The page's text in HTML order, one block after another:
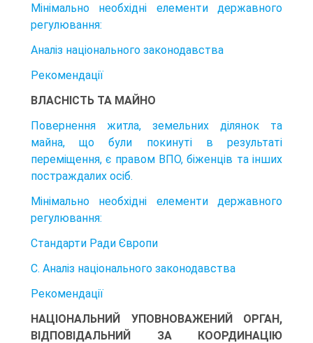
Мінімально необхідні елементи державного
регулювання:
Аналіз національного законодавства
Рекомендації
ВЛАСНІСТЬ ТА МАЙНО
Повернення житла, земельних ділянок та
майна, що були покинуті в резуль­таті
переміщення, є правом ВПО, біженців та інших
постраждалих осіб.
Мінімально необхідні елементи державного
регулювання:
Стандарти Ради Європи
С. Аналіз національного законодавства
Рекомендації
НАЦІОНАЛЬНИЙ УПОВНОВАЖЕНИЙ ОРГАН,
ВІДПОВІДАЛЬНИЙ ЗА КООРДИНАЦІЮ